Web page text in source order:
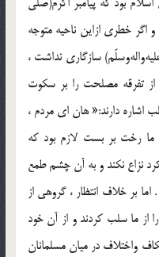
و اگر خطري ازاين ناحيه متوجه
سازگاري نداشت ،
تفرقه مصلحت را بر سكوت
اشاره دارند:« هان اي مردم ،
ما رخت بر بست لازم بود كه
نزاع نكند و به آن چشم طمع
بر خلاف انتظار ، گروهي از
ما سلب كردند و از آن خود
واختلاف در ميان مسلمانان